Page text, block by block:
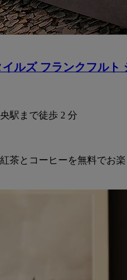
ルズ フランクフルト
駅まで徒歩 2 分
茶とコーヒーを無料でお